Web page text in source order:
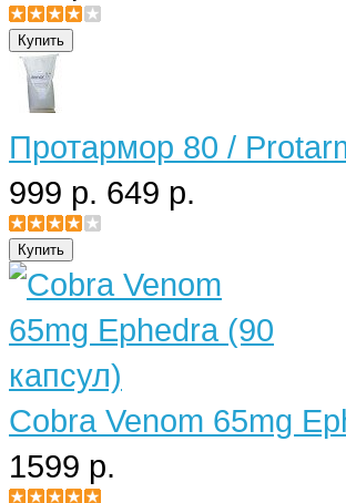
Протармор 80 /
999 р. 649 р.
Cobra Venom 65mg
1599 р.